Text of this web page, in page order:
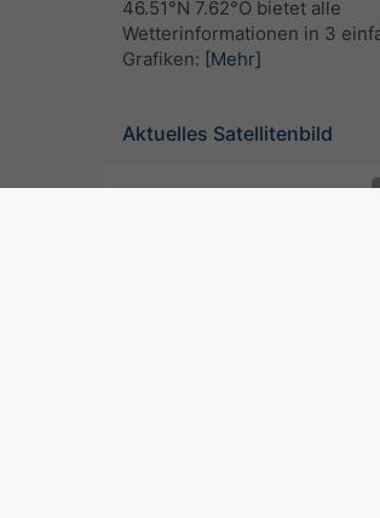
46.51°N 7.62°O bietet alle
Wetterinformationen in 3
Grafiken: [Mehr]
Aktuelles Satellitenbild